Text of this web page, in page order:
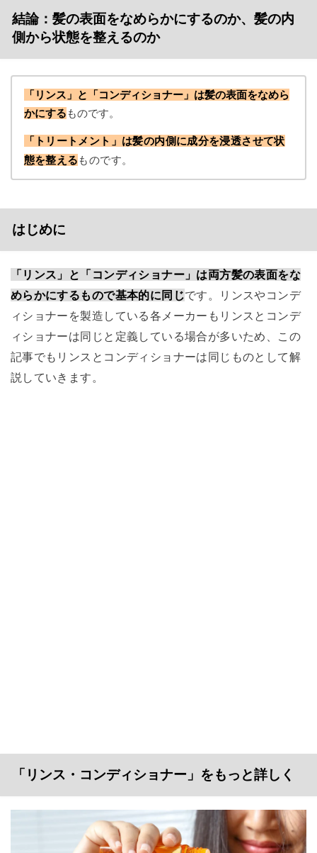
結論：髪の表面をなめらかにするのか、髪の内
側から状態を整えるのか
「リンス」と「コンディショナー」は髪の表面をなめら
かにする ものです。
「トリートメント」は髪の内側に成分を浸透させて状
態を整える ものです。
はじめに
「リンス」と「コンディショナー」は両方髪の表面をな
めらかにするもので基本的に同じです。リンスやコンデ
ィショナーを製造している各メーカーもリンスとコンデ
ィショナーは同じと定義している場合が多いため、この
記事でもリンスとコンディショナーは同じものとして解
説していきます。
「リンス・コンディショナー」をもっと詳しく